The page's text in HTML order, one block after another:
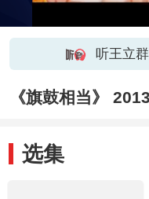
听王立
《旗鼓相当》
选集